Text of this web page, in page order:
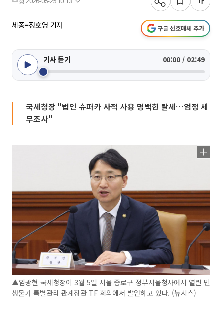
세종=정호영 기자 구글 선호매체 추가
기사 듣기 00:00 / 02:49
국세청장 "법인 슈퍼카 사적 사용 명백한 탈세…엄정 세
무조사"
▲임광현 국세청장이 3월 5일 서울 종로구 정부서울청사에서 열린 민
생물가 특별관리 관계장관 TF 회의에서 발언하고 있다. (뉴시스)